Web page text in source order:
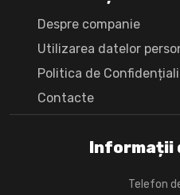
Informații
Telefon
Despre companie
Utilizarea datelor
Politica de
Сontacte